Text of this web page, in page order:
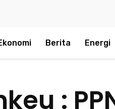
Berita Energi
: